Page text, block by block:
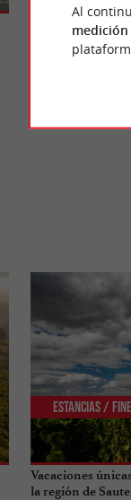
Parc Chavat Podensac
El Parque Chava es
Podensac, a orillas
Vacaciones
la región de
Estancias /
Al